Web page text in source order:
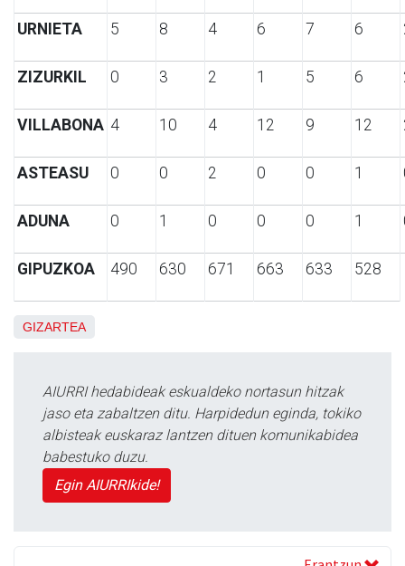
URNIETA 5 8 4 6 7 6
ZIZURKIL 0 3 2 1 5 6
VILLABONA 4 10 4 12 9 12
ASTEASU 0 0 2 0 0 1
ADUNA 0 1 0 0 0 1
GIPUZKOA 490 630 671 663 633 528
GIZARTEA
AIURRI hedabideak eskualdeko nortasun hitzak
jaso eta zabaltzen ditu. Harpidedun eginda, tokiko
albisteak euskaraz lantzen dituen komunikabidea
babestuko duzu.
Egin AIURRIkide!